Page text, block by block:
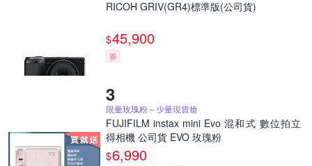
RICOH GRIV(GR4)標準版(公司貨)
$45,900
券
限量玫瑰粉～少量現貨搶
FUJIFILM instax mini Evo 混和式 數位拍立
得相機 公司貨 EVO 玫瑰粉
$6,990